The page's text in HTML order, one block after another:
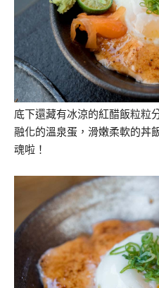
底下還藏有冰涼的紅醋飯粒粒
融化的溫泉蛋，滑嫩柔軟的丼
魂啦！